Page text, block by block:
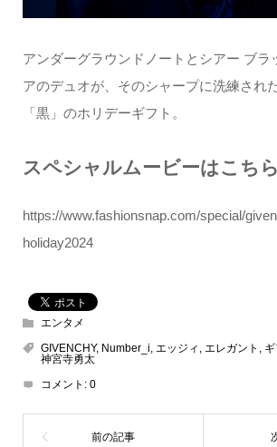
アンダーグラウンドノートとシアー ブラ
アのデュオが、そのシャープに洗練され
「黒」のホリデーギフト。
スペシャルムービーはこち
https://www.fashionsnap.com/special/
holiday2024
エンタメ
GIVENCHY, Number_i, エッジィ , エレガント , ギ
神宮寺勇太
コメント: 0